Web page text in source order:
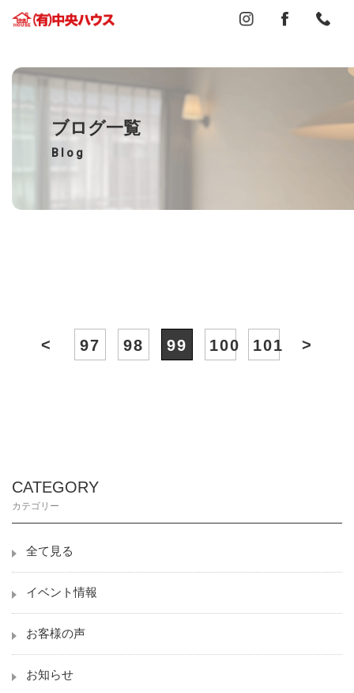
ブログ一覧
Blog
CATEGORY
カテゴリー
全て見る
イベント情報
お客様の声
お知らせ
< 97 98 99 100 101 >